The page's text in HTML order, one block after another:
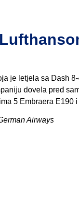
je letjela sa Dash
dovela pred
5 Embraera E190
Airways